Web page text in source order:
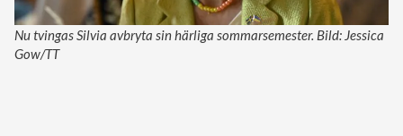
Nu tvingas Silvia avbryta sin härliga sommarsemester. Bild: Jessica
Gow/TT